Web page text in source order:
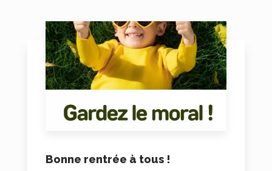
Bonne rentrée à tous !